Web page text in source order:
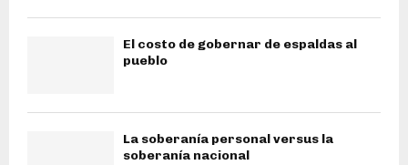
El costo de gobernar de espaldas al
pueblo
La soberanía personal versus la
soberanía nacional